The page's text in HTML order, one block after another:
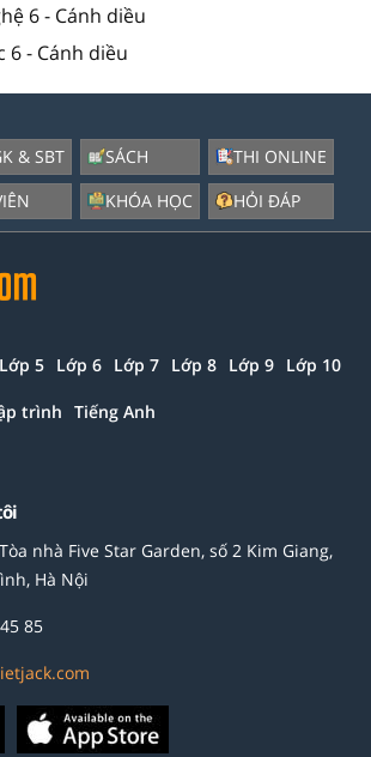
6 - Cánh diều
6 - Cánh diều
& SBT
SÁCH
KHÓA HỌC
THI ONLINE
HỎI ĐÁP
Lớp 5 Lớp 6 Lớp 7 Lớp 8 Lớp 9 Lớp 10
trình Tiếng Anh
nhà Five Star Garden, số 2 Kim Giang,
Hà Nội
85